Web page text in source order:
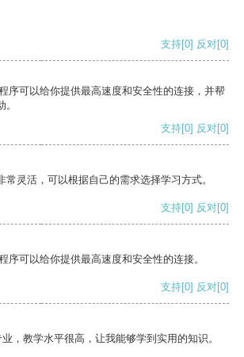
支持[0] 反对[0]
序可以给你提供最高速度和安全性的连接，并帮
支持[0] 反对[0]
常灵活，可以根据自己的需求选择学习方式。
支持[0] 反对[0]
序可以给你提供最高速度和安全性的连接。
支持[0] 反对[0]
，教学水平很高，让我能够学到实用的知识。